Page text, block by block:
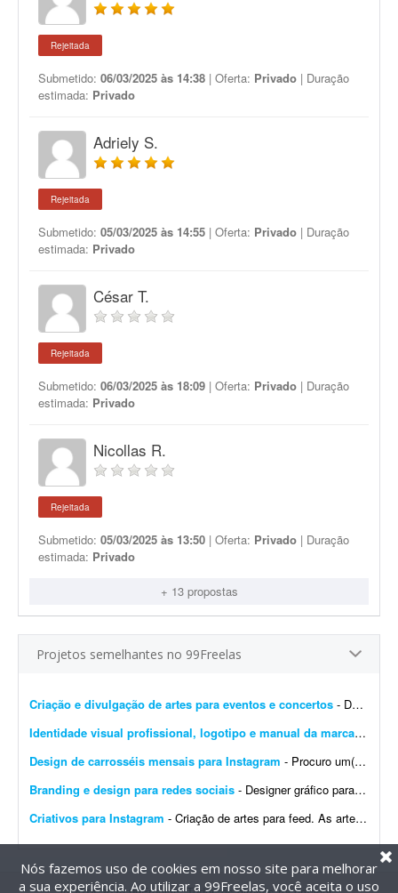
Rejeitada
Submetido: 06/03/2025 às 14:38 | Oferta: Privado | Duração
estimada: Privado
Adriely S.
Rejeitada
Submetido: 05/03/2025 às 14:55 | Oferta: Privado | Duração
estimada: Privado
César T.
Rejeitada
Submetido: 06/03/2025 às 18:09 | Oferta: Privado | Duração
estimada: Privado
Nicollas R.
Rejeitada
Submetido: 05/03/2025 às 13:50 | Oferta: Privado | Duração
estimada: Privado
+ 13 propostas
Projetos semelhantes no 99Freelas
Criação e divulgação de artes para eventos e concertos - Dar visibilidade por meio de publicidade, marketing, imagens 4D, propagandas, digitações, criação de logotipos e artes em geral. O objetivo é inovar na forma com...
Identidade visual profissional, logotipo e manual da marca
- Crio
Design de carrosséis mensais para Instagram - Procuro um(a) designer para criar 4 carrosséis por mês para o Instagram de uma franquia de uma rede de farmácias. A marca já tem identidade visual definida pela rede/mat...
Branding e design para redes sociais - Designer gráfico para startup SaaS na área da saúde (projeto inicial com possibilidade de longo prazo) Sobre a empresa A Sulnex é uma startup SaaS brasileira em desenv...
Criativos para Instagram - Criação de artes para feed. As artes para stories serão adaptações/replicações das peças do feed, com os ajustes necessários ao forma...
Nós fazemos uso de cookies em nosso site para melhorar
a sua experiência. Ao utilizar a 99Freelas, você aceita o uso